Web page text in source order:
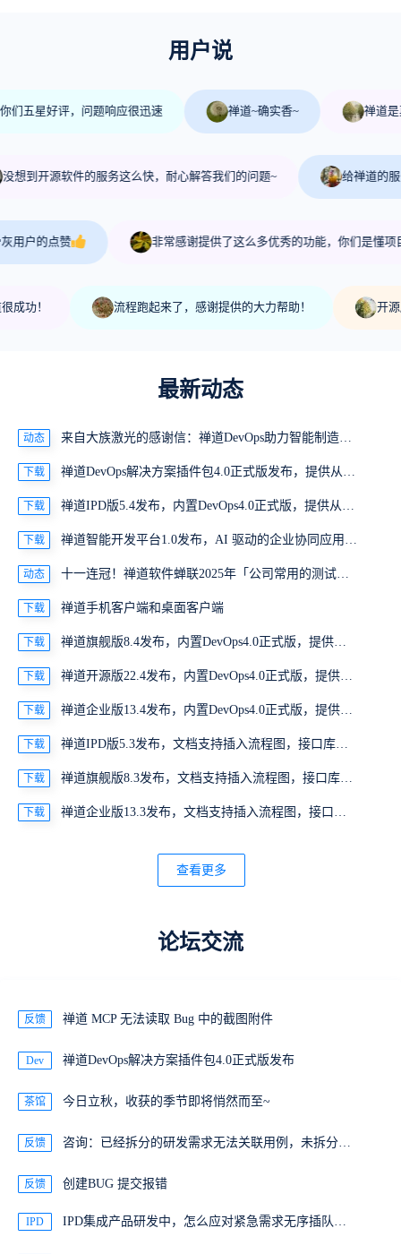
用户说
好评，问题响应很迅速 禅道~确实香~ 禅道是真强
源软件的服务这么快，耐心解答我们的问题~ 给禅道的服务点赞
点赞 非常感谢提供了这么多优秀的功能，你们是懂项目管理的
流程跑起来了，感谢提供的大力帮助！ 开源版免
最新动态
查看更多
动态
下载
下载
下载
动态
下载 禅道手机客户端和桌面客户端
下载
下载
下载
下载
下载
下载
论坛交流
反馈 禅道 MCP 无法读取 Bug 中的截图附件
Dev 禅道DevOps解决方案插件包4.0正式版发布
茶馆 今日立秋，收获的季节即将悄然而至~
反馈
反馈 创建BUG 提交报错
IPD